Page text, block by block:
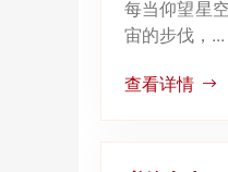
每当仰望星
宙的步伐，...
查看详情